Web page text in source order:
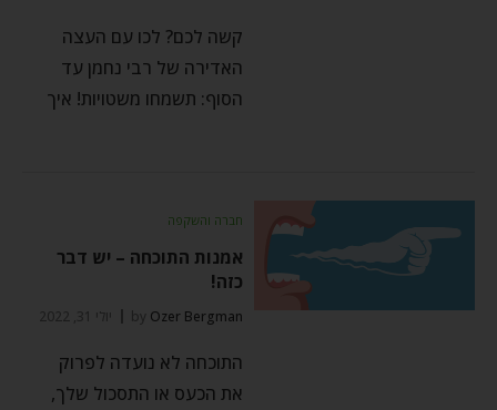
קשה לכם? לכו עם העצה
האדירה של רבי נחמן עד
הסוף: תשמחו משטויות! איך
חברה והשקפה
אמנות התוכחה – יש דבר
כזה!
by Ozer Bergman יולי 31, 2022
התוכחה לא נועדה לפרוק
את הכעס או התסכול שלך,